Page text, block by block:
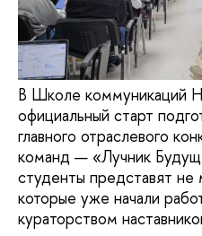
В Школе
официальный старт
главного отраслевого
команд — «Лучник
студенты представят
которые уже начали
кураторством